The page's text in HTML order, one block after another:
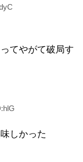
てやがて破局す
しかった